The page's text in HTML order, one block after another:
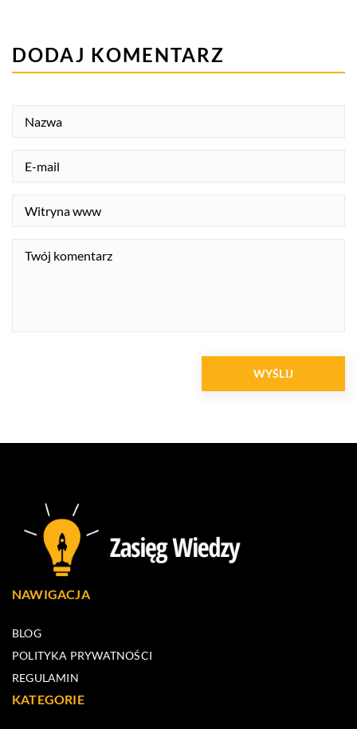
DODAJ KOMENTARZ
NAWIGACJA
BLOG
POLITYKA PRYWATNOŚCI
REGULAMIN
KATEGORIE